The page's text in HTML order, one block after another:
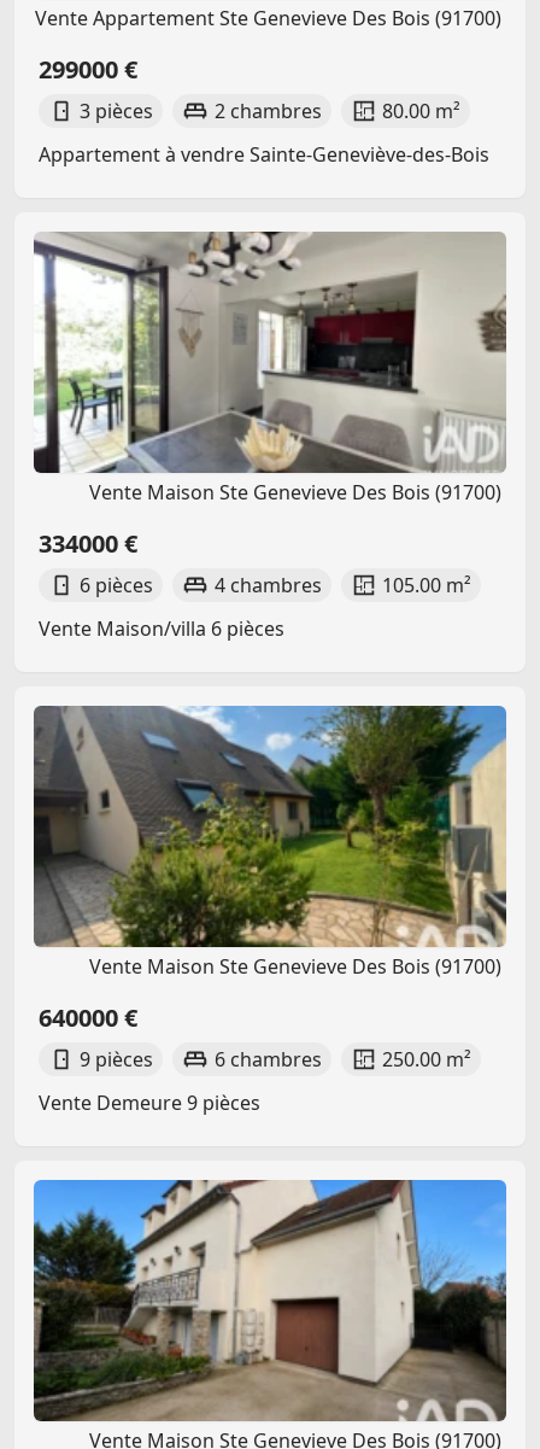
Vente Appartement Ste Genevieve Des Bois (91700)
299000 €
3 pièces 2 chambres
80.00 m²
Appartement à vendre Sainte-Geneviève-des-Bois
Vente Maison Ste Genevieve Des Bois (91700)
334000 €
6 pièces 4 chambres
105.00 m²
Vente Maison/villa 6 pièces
Vente Maison Ste Genevieve Des Bois (91700)
640000 €
9 pièces 6 chambres
250.00 m²
Vente Demeure 9 pièces
Vente Maison Ste Genevieve Des Bois (91700)